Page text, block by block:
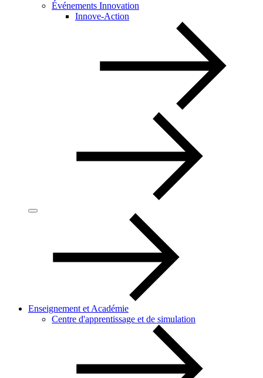
Événements Innovation
Innove-Action
Enseignement et Académie
Centre d'apprentissage et de simulation